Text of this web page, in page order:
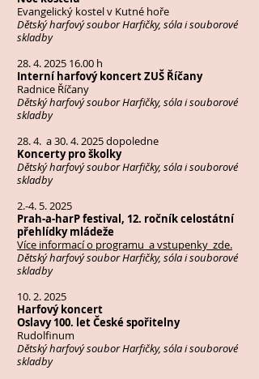
Evangelický kostel v Kutné hoře
Dětský harfový soubor Harfičky, sóla i souborové
skladby
28. 4. 2025 16.00 h
Interní harfový koncert ZUŠ Říčany
Radnice Říčany
Dětský harfový soubor Harfičky, sóla i souborové
skladby
28. 4. a30. 4. 2025dopoledne
Koncerty pro školky
Dětský harfový soubor Harfičky, sóla i souborové
skladby
2.-4. 5. 2025
Prah-a-harP festival, 12. ročník celostátní
přehlídky mládeže
Více informací o programu a vstupenky zde.
Dětský harfový soubor Harfičky, sóla i souborové
skladby
10. 2. 2025
Harfový koncert
Oslavy 100. let České spořitelny
Rudolfinum
Dětský harfový soubor Harfičky, sóla i souborové
skladby